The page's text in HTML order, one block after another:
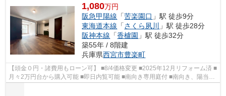
1,080万円
阪急甲陽線 「苦楽園口 」駅 徒歩9分
東海道本線 「さくら夙川 」駅 徒歩28分
阪神本線 「香櫨園 」駅 徒歩32分
築55年 / 8階建
兵庫県西宮市豊楽町
【頭金０円・諸費用もローン可】 ■8/4価格変更 ■2025年12月リフォーム済 ■
月々2万円台から購入可能 ■即日内覧可能 ■南向き専用庭付 ■南向き、陽当
り・通風良好 ■全居室収納付 ■北夙川...